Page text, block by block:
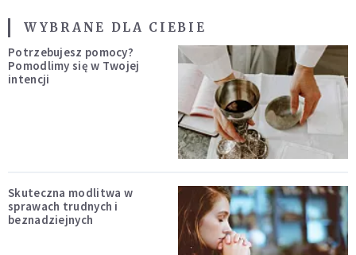
WYBRANE DLA CIEBIE
Potrzebujesz pomocy?
Pomodlimy się w Twojej
intencji
Skuteczna modlitwa w
sprawach trudnych i
beznadziejnych